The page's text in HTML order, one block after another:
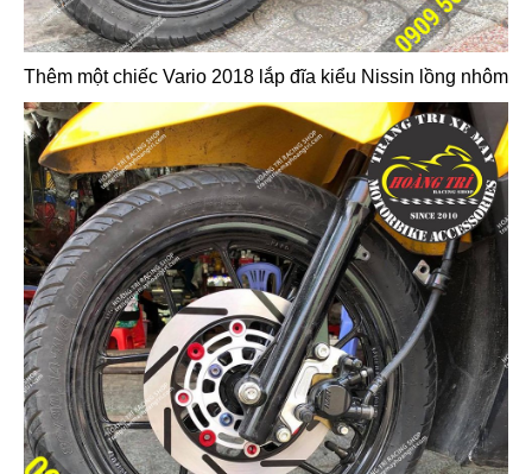
Thêm một chiếc Vario 2018 lắp đĩa kiểu Nissin lồng nhôm